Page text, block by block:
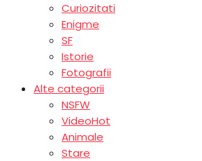
Curiozitati
Enigme
SF
Istorie
Fotografii
Alte categorii
NSFW
VideoHot
Animale
Stare